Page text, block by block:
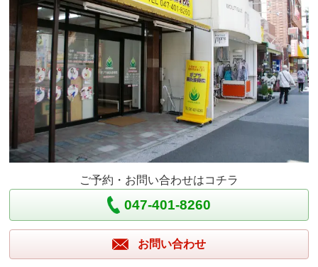
ご予約・お問い合わせはコチラ
047-401-8260
お問い合わせ